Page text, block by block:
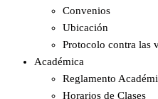
Convenios
Ubicación
Protocolo contra las
Académica
Reglamento
Horarios de Clases